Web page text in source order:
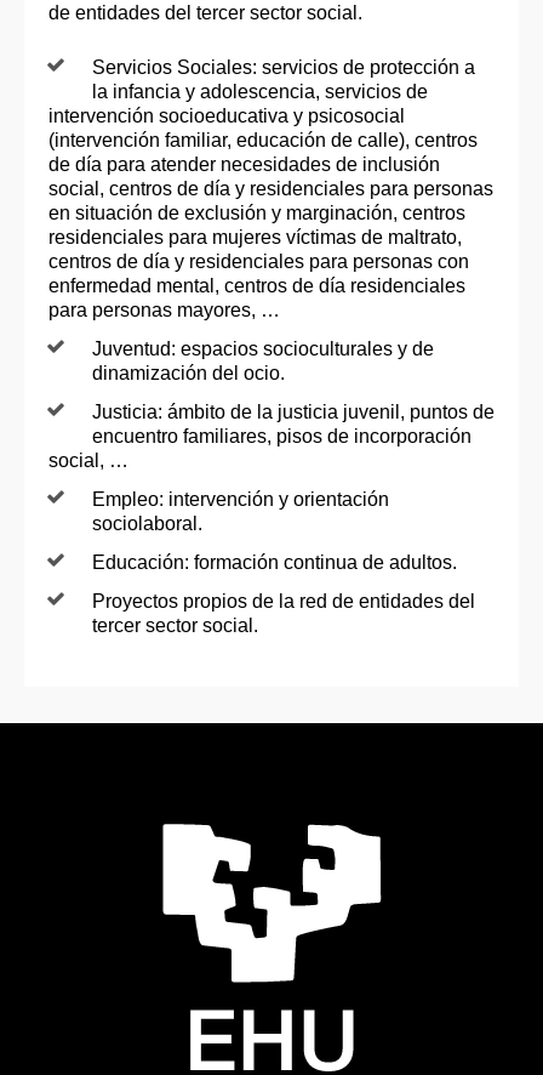
de entidades del tercer sector social.
Servicios Sociales: servicios de protección a
la infancia y adolescencia, servicios de
intervención socioeducativa y psicosocial
(intervención familiar, educación de calle), centros
de día para atender necesidades de inclusión
social, centros de día y residenciales para personas
en situación de exclusión y marginación, centros
residenciales para mujeres víctimas de maltrato,
centros de día y residenciales para personas con
enfermedad mental, centros de día residenciales
para personas mayores, …
Juventud: espacios socioculturales y de
dinamización del ocio.
Justicia: ámbito de la justicia juvenil, puntos de
encuentro familiares, pisos de incorporación
social, …
Empleo: intervención y orientación
sociolaboral.
Educación: formación continua de adultos.
Proyectos propios de la red de entidades del
tercer sector social.